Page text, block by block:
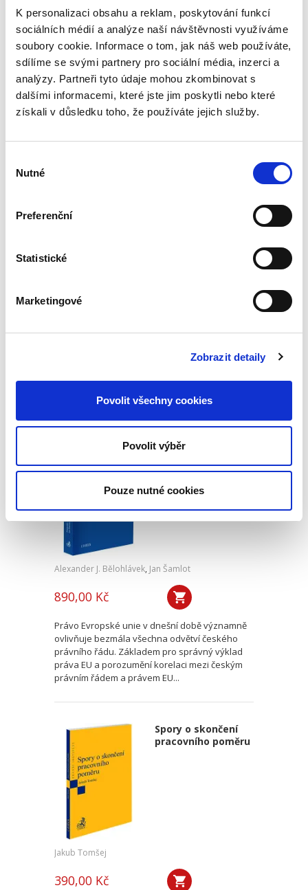
K personalizaci obsahu a reklam, poskytování funkcí
sociálních médií a analýze naší návštěvnosti využíváme
soubory cookie. Informace o tom, jak náš web používáte,
sdílíme se svými partnery pro sociální média, inzerci a
analýzy. Partneři tyto údaje mohou zkombinovat s
dalšími informacemi, které jste jim poskytli nebo které
získali v důsledku toho, že používáte jejich služby.
souhlasu
Nutné
Preferenční
Statistické
Marketingové
Zobrazit detaily
Povolit všechny cookies
Povolit výběr
Pouze nutné cookies
470,00 Kč
Publikace podrobně zkoumá rozsudek pro
zmeškání jako klasický institut civilního
sporného řízení. Autor postupně rozebírá
podmínky jeho vydání, právní důsledky i
možnosti obrany proti němu, přičemž...
dosud chybějící, systematicky zpracovává
působnosti kontrolního orgánu akciové
společnost jako řídicí osoby,...
Výklad práva
Alexander J. Bělohlávek, Jan Šamlot
890,00 Kč
Právo Evropské unie v dnešní době významně
ovlivňuje bezmála všechna odvětví českého
právního řádu. Základem pro správný výklad
práva EU a porozumění korelaci mezi českým
právním řádem a právem EU...
Spory o skončení
pracovního poměru
Jakub Tomšej
390,00 Kč